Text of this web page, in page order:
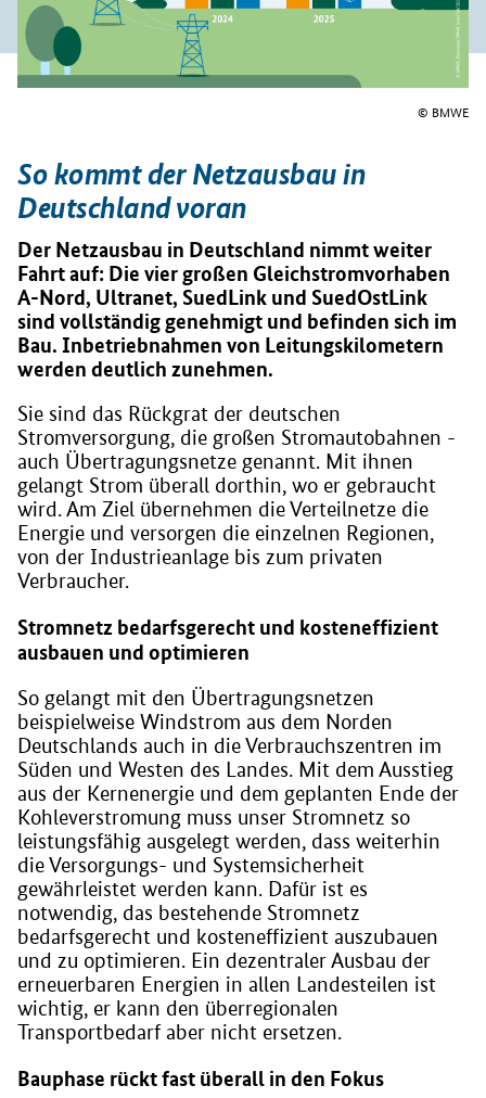
© BMWE
So kommt der Netzausbau in
Deutschland voran
Der Netzausbau in Deutschland nimmt weiter
Fahrt auf: Die vier großen Gleichstromvorhaben
A-Nord, Ultranet, SuedLink und SuedOstLink
sind vollständig genehmigt und befinden sich im
Bau. Inbetriebnahmen von Leitungskilometern
werden deutlich zunehmen.
Sie sind das Rückgrat der deutschen
Stromversorgung, die großen Stromautobahnen -
auch Übertragungsnetze genannt. Mit ihnen
gelangt Strom überall dorthin, wo er gebraucht
wird. Am Ziel übernehmen die Verteilnetze die
Energie und versorgen die einzelnen Regionen,
von der Industrieanlage bis zum privaten
Verbraucher.
Stromnetz bedarfsgerecht und kosteneffizient
ausbauen und optimieren
So gelangt mit den Übertragungsnetzen
beispielweise Windstrom aus dem Norden
Deutschlands auch in die Verbrauchszentren im
Süden und Westen des Landes. Mit dem Ausstieg
aus der Kernenergie und dem geplanten Ende der
Kohleverstromung muss unser Stromnetz so
leistungsfähig ausgelegt werden, dass weiterhin
die Versorgungs- und Systemsicherheit
gewährleistet werden kann. Dafür ist es
notwendig, das bestehende Stromnetz
bedarfsgerecht und kosteneffizient auszubauen
und zu optimieren. Ein dezentraler Ausbau der
erneuerbaren Energien in allen Landesteilen ist
wichtig, er kann den überregionalen
Transportbedarf aber nicht ersetzen.
Bauphase rückt fast überall in den Fokus